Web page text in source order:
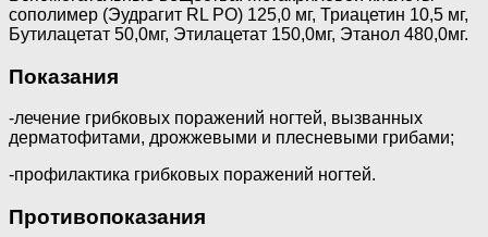
сополимер (Эудрагит RL РО) 125,0 мг, Триацетин 10,5 мг,
Бутилацетат 50,0мг, Этилацетат 150,0мг, Этанол 480,0мг.
Показания
-лечение грибковых поражений ногтей, вызванных
дерматофитами, дрожжевыми и плесневыми грибами;
-профилактика грибковых поражений ногтей.
Противопоказания